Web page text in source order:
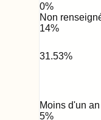
0%
Non
14%
31.53%
Moins d'un an
5%